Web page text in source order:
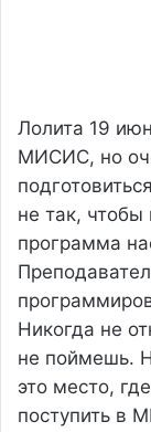
Лолита 19
МИСИС, но
не так,
программа
Никогда не
не поймешь.
это место,
поступить в